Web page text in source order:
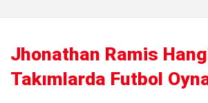
Jhonathan Ramis
Takımlarda Futbol